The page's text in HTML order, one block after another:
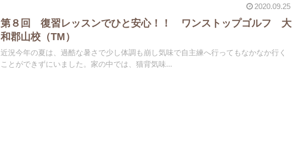
2020.09.25
第８回 復習レッスンでひと安心！！ ワンストップゴルフ 大
和郡山校（TM）
近況今年の夏は、過酷な暑さで少し体調も崩し気味で自主練へ行ってもなかなか行く
ことができずにいました。家の中では、猫背気味...